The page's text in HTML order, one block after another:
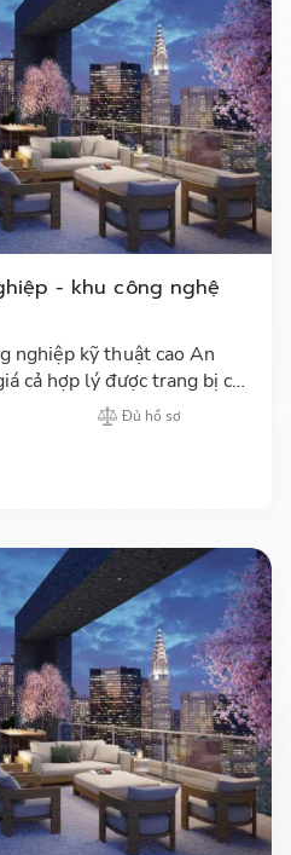
- khu công nghệ
nghiệp kỹ thuật cao An
cả hợp lý được trang bị cơ
Đủ hồ sơ